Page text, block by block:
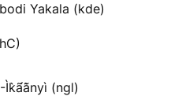
Yakala (kde)
(ngl)